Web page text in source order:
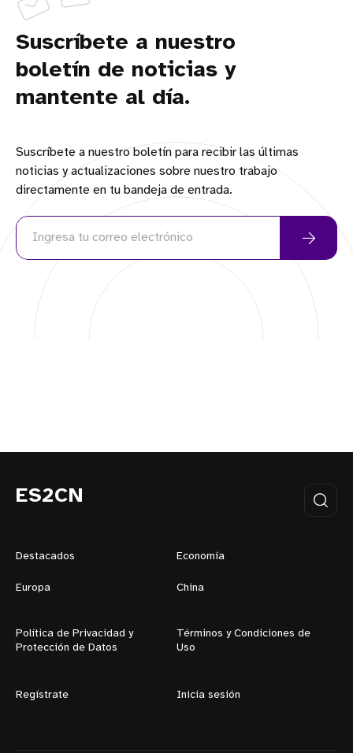
Suscríbete a nuestro
boletín de noticias y
mantente al día.
Suscríbete a nuestro boletín para recibir las últimas
noticias y actualizaciones sobre nuestro trabajo
directamente en tu bandeja de entrada.
ES2CN
Destacados Economía
Europa China
Política de Privacidad y
Protección de Datos
Términos y Condiciones de
Uso
Regístrate Inicia sesión